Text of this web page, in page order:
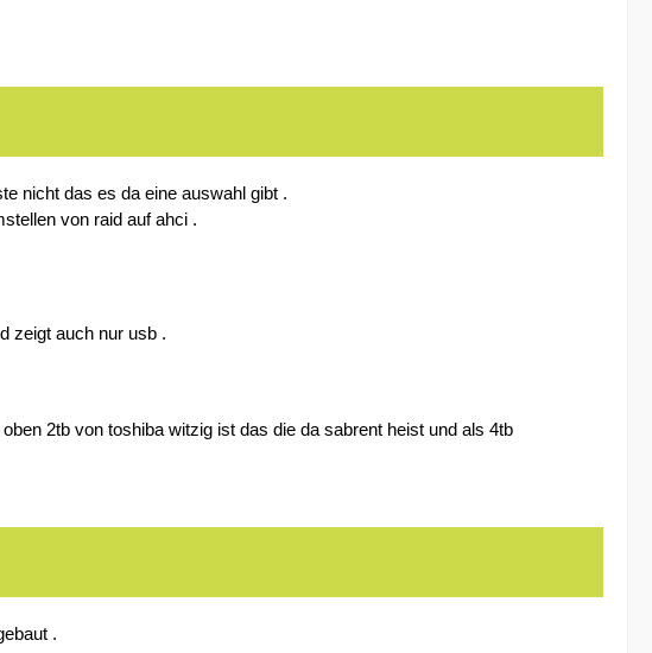
nicht das es da eine auswahl gibt .
von raid auf ahci .
zeigt auch nur usb .
2tb von toshiba witzig ist das die da sabrent heist und als 4tb
.